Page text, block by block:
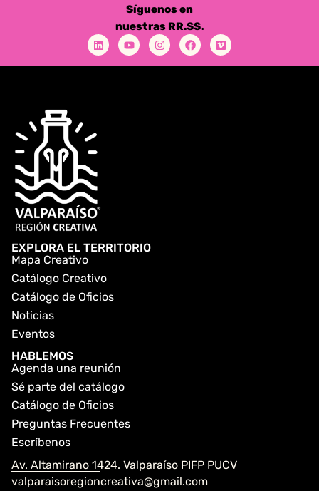
Síguenos en
nuestras RR.SS.
EXPLORA EL TERRITORIO
Mapa Creativo
Catálogo Creativo
Catálogo de Oficios
Noticias
Eventos
HABLEMOS
Agenda una reunión
Sé parte del catálogo
Catálogo de Oficios
Preguntas Frecuentes
Escríbenos
Av. Altamirano 1424. Valparaíso PIFP PUCV
valparaisoregioncreativa@gmail.com